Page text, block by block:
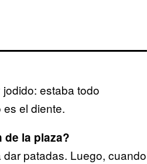
estaba todo
el diente.
de la plaza?
patadas. Luego, cuando